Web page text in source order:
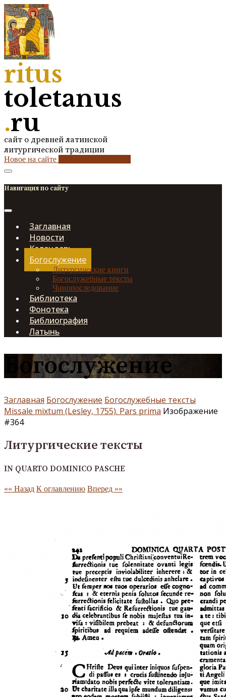
ritus
toletanus
.ru
сайт о древней латинской
литургической традиции
Новое на сайте
Навигация по сайту
Заглавная
Новости
Календарь
Богослужение
Литургические книги
Богослужебные тексты
Чинопоследование
Библиотека
Фонотека
Библиография
Латынь
Богослужение
Заглавная Богослужение Богослужебные тексты
Missale mixtum (Lesley, 1755). Pars prima Изображение
#364
Литургические тексты
IN QUARTO DOMINICO PASCHE
«« Назад К оглавлению Вперед »»